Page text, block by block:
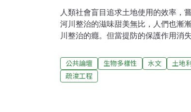
人類社會盲目追求土地使用的效率，
河川整治的滋味甜美無比，人們也漸
川整治的癮。但當提防的保護作用消
會痛苦。整個社會猛灌著可以逃避現
原本來就會氾濫的現實）、吸食著讓
為有了河川整治就可以高枕無憂），
公共論壇 生物多樣性 水文 土地
疏浚工程